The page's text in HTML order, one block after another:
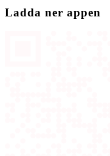
Ladda ner appen